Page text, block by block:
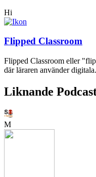
Hi
Flipped Classroom
Flipped Classroom eller
där läraren använder
Liknande
M